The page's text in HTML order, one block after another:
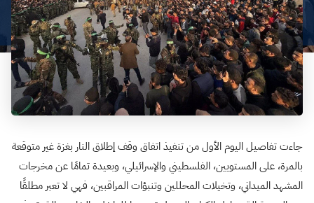
جاءت تفاصيل اليوم الأول من تنفيذ اتفاق وقف إطلاق النار بغزة غير متوقعة
بالمرة، على المستويين، الفلسطيني والإسرائيلي، وبعيدة تمامًا عن مخرجات
المشهد الميداني، وتخيلات المحللين وتنبؤات المراقبين، فهي لا تعبر مطلقًا